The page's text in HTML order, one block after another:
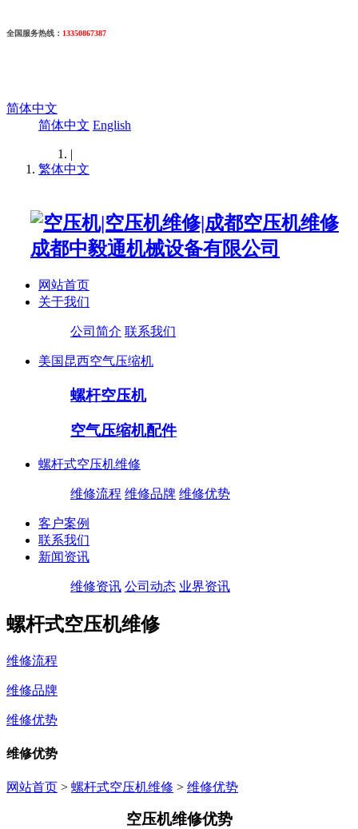
全国服务热线 ： 13350867387
简体中文
简体中文 English
|
繁体中文
网站首页
关于我们
公司简介 联系我们
美国昆西空气压缩机
螺杆空压机
空气压缩机配件
螺杆式空压机维修
维修流程 维修品牌 维修优势
客户案例
联系我们
新闻资讯
维修资讯 公司动态 业界资讯
螺杆式空压机维修
维修流程
维修品牌
维修优势
维修优势
网站首页 > 螺杆式空压机维修 > 维修优势
空压机维修优势